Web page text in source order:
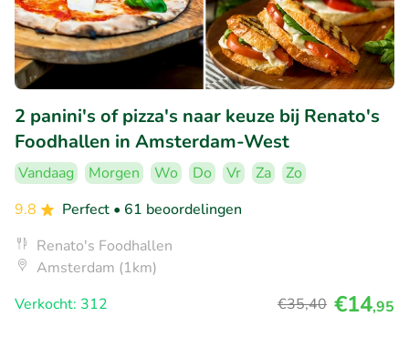
2 panini's of pizza's naar keuze bij Renato's
Foodhallen in Amsterdam-West
Vandaag Morgen Wo Do Vr Za
Zo
9.8
Perfect • 61 beoordelingen
Renato's Foodhallen
Amsterdam (1km)
Verkocht: 312
€35,40 €14,95